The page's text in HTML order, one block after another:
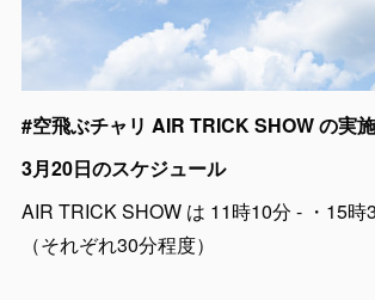
#空飛ぶチャリ AIR TRICK SHOW の実
3月20日のスケジュール
AIR TRICK SHOW は 11時10分 - ・15時
（それぞれ30分程度）